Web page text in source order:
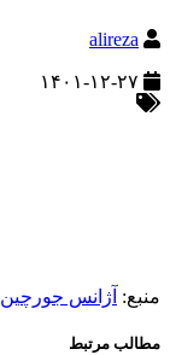
alireza
منبع: آژانس جورچین
مطالب مرتبط